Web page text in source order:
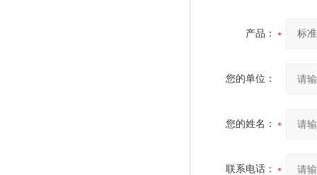
产品：
您的单位：
您的姓名：
联系电话：